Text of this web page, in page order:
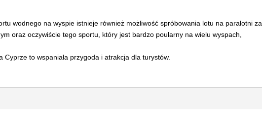
wodnego na wyspie istnieje również możliwość spróbowania lotu na paralotni za
oraz oczywiście tego sportu, który jest bardzo poularny na wielu wyspach,
to wspaniała przygoda i atrakcja dla turystów.